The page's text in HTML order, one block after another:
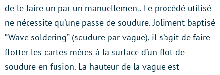
de le faire un par un manuellement. Le procédé utilisé
ne nécessite qu’une passe de soudure. Joliment baptisé
“Wave soldering” (soudure par vague), il s’agit de faire
flotter les cartes mères à la surface d’un flot de
soudure en fusion. La hauteur de la vague est